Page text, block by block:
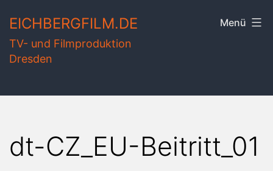
Inhalt
springen
EICHBERGFILM.DE
TV- und Filmproduktion
Dresden
Menü
dt-CZ_EU-Beitritt_01